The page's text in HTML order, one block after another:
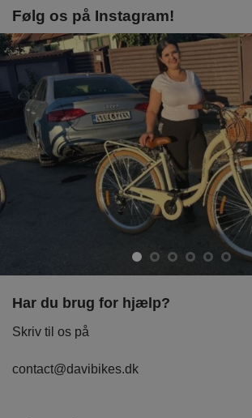
Følg os på Instagram!
Har du brug for hjælp?
Skriv til os på
contact@davibikes.dk